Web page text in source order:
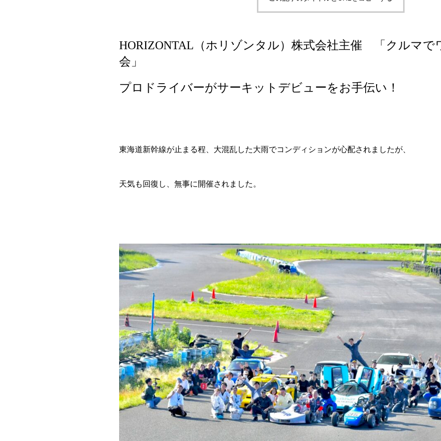
HORIZONTAL（ホリゾンタル）株式会社主催 「クルマで
会」
プロドライバーがサーキットデビューをお手伝い！
東海道新幹線が止まる程、大混乱した大雨でコンディションが心配されましたが、
天気も回復し、無事に開催されました。